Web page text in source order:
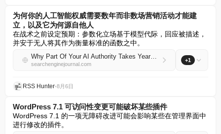
为何你的人工智能权威需要数年而非数场营销活动才能建
立，以及它为何源自他人
在战术之前设定预期：参数化立场基于模型代际，回应被描述，
并安于无人将其作为衡量标准的函数之中。
Why Part Of Your AI Authority Takes Years, Not Campaigns & Why It Comes From Other People
searchenginejournal.com
+1
RSS Hunter•8月6日
WordPress 7.1 可访问性变更可能破坏某些插件
WordPress 7.1 的一项无障碍改进可能会影响某些在管理界面中
进行修改的插件。